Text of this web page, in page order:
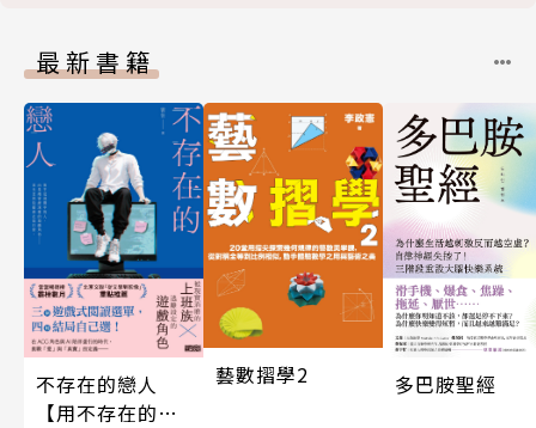
最新書籍
不存在的戀人
【用不存在的
藝數摺學2 多巴胺聖經